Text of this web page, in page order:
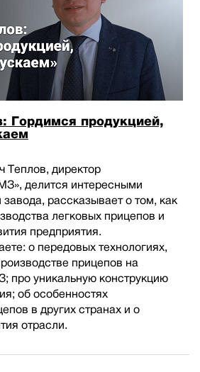
Гордимся продукцией,
Теплов, директор
делится интересными
рассказывает о том, как
легковых прицепов и
предприятия.
о передовых технологиях,
прицепов на
про уникальную конструкцию
об особенностях
в других странах и о
отрасли.